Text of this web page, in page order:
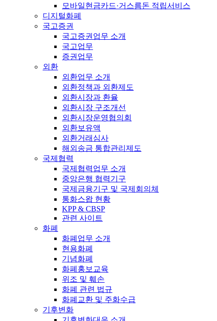
모바일현금카드·거스름돈 적립서비스
디지털화폐
국고증권
국고증권업무 소개
국고업무
증권업무
외환
외환업무 소개
외환정책과 외환제도
외환시장과 환율
외환시장 구조개선
외환시장운영협의회
외환보유액
외환거래심사
해외송금 통합관리제도
국제협력
국제협력업무 소개
중앙은행 협력기구
국제금융기구 및 국제회의체
통화스왑 현황
KPP & CBSP
관련 사이트
화폐
화폐업무 소개
현용화폐
기념화폐
화폐홍보교육
위조 및 훼손
화폐 관련 법규
화폐교환 및 주화수급
기후변화